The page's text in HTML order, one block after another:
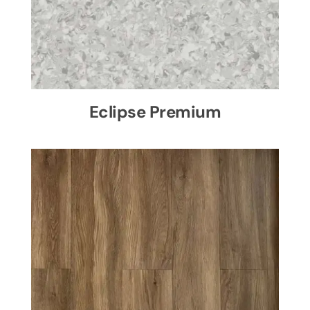
Eclipse Premium